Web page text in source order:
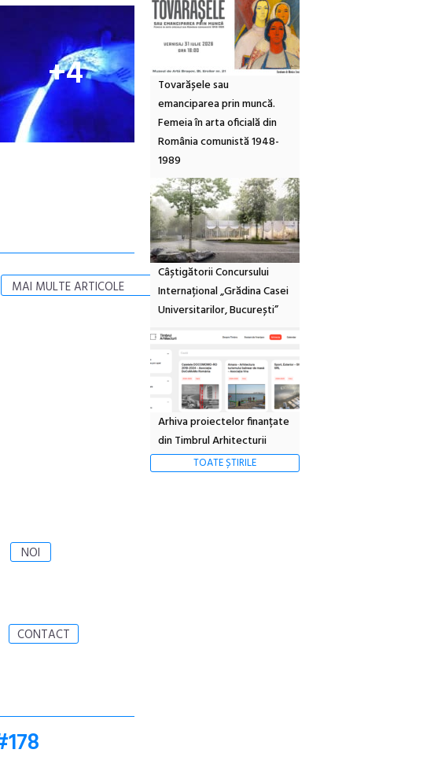
+4
MAI MULTE ARTICOLE
Tovarășele sau
emanciparea prin muncă.
Femeia în arta oficială din
România comunistă 1948-
1989
Câștigătorii Concursului
Internațional „Grădina Casei
Universitarilor, București”
Arhiva proiectelor finanțate
din Timbrul Arhitecturii
TOATE ȘTIRILE
NOI
CONTACT